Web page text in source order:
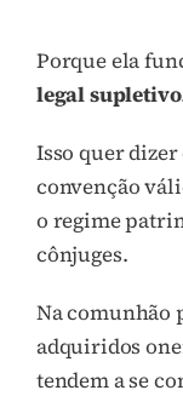
Porque ela
legal supletivo
Isso quer dizer
convenção
o regime
cônjuges.
Na comunhão
adquiridos
tendem a se